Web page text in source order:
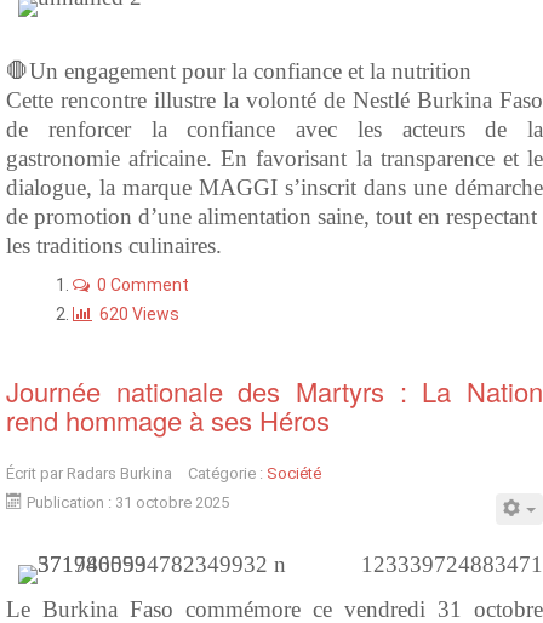
🛑Un engagement pour la confiance et la nutrition
Cette rencontre illustre la volonté de Nestlé Burkina Faso
de renforcer la confiance avec les acteurs de la
gastronomie africaine. En favorisant la transparence et le
dialogue, la marque MAGGI s’inscrit dans une démarche
de promotion d’une alimentation saine, tout en respectant
les traditions culinaires.
0 Comment
620 Views
Journée nationale des Martyrs : La Nation
rend hommage à ses Héros
Écrit par Radars Burkina Catégorie : Société
Publication : 31 octobre 2025
Le Burkina Faso commémore ce vendredi 31 octobre